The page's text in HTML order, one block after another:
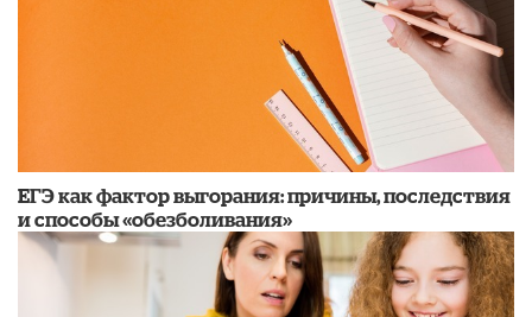
​ЕГЭ как фактор выгорания: причины, последствия
и способы «обезболивания»